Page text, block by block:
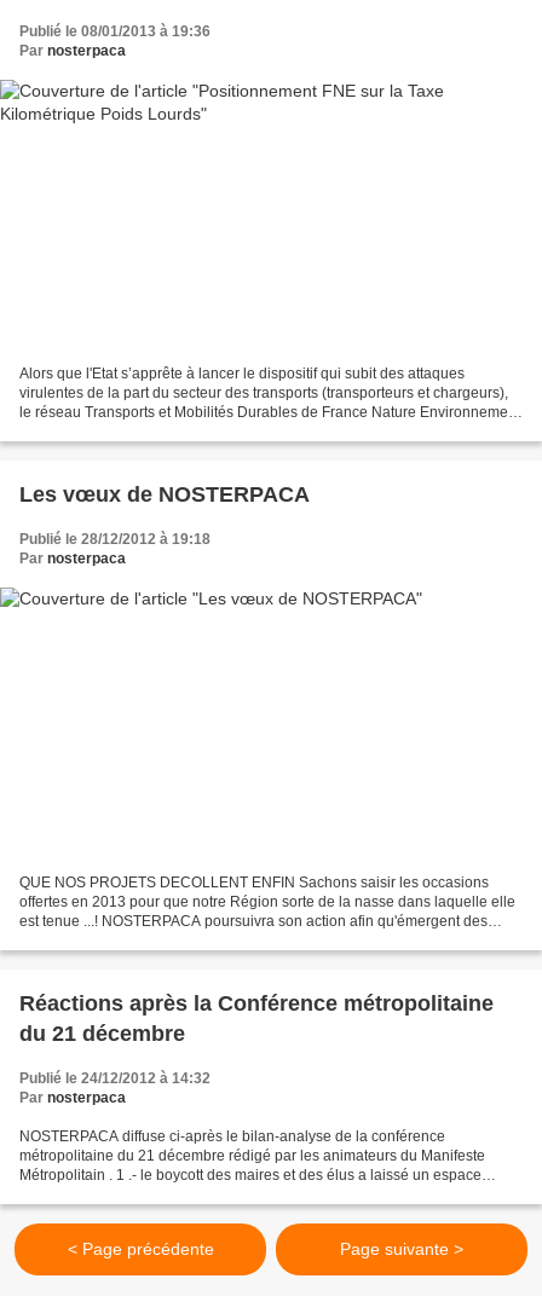
Publié le 08/01/2013 à 19:36
Par nosterpaca
Alors que l'Etat s’apprête à lancer le dispositif qui subit des attaques
virulentes de la part du secteur des transports (transporteurs et chargeurs),
le réseau Transports et Mobilités Durables de France Nature Environnement
Les vœux de NOSTERPACA
Publié le 28/12/2012 à 19:18
Par nosterpaca
QUE NOS PROJETS DECOLLENT ENFIN Sachons saisir les occasions
offertes en 2013 pour que notre Région sorte de la nasse dans laquelle elle
est tenue ...! NOSTERPACA poursuivra son action afin qu'émergent des
Réactions après la Conférence métropolitaine
du 21 décembre
Publié le 24/12/2012 à 14:32
Par nosterpaca
NOSTERPACA diffuse ci-après le bilan-analyse de la conférence
métropolitaine du 21 décembre rédigé par les animateurs du Manifeste
Métropolitain . 1 .- le boycott des maires et des élus a laissé un espace
< Page précédente Page suivante >